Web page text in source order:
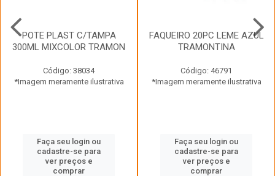
POTE PLAST C/TAMPA
300ML MIXCOLOR TRAMON
Código: 38034
*Imagem meramente ilustrativa
Faça seu login ou
cadastre-se para
ver preços e
comprar
FAQUEIRO 20PC LEME AZUL
TRAMONTINA
Código: 46791
*Imagem meramente ilustrativa
Faça seu login ou
cadastre-se para
ver preços e
comprar